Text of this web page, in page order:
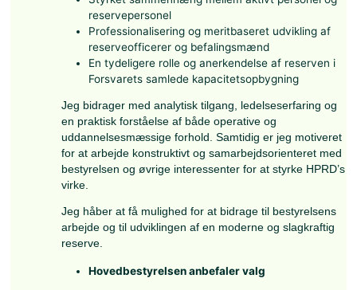
været ansat som politiassistent i flere
Privat bor jeg i Aarhus sammen med min
Katrine Vasegaard, der ligeledes er sprogoff
vores to døtre.
Hovedbestyrelsen anbefaler genvalg
Orlogskaptajn-R Tue Lippert
Jeg ønsker hermed at stille mit kandidatur til en
af reserven og dens rammer for uddannelse,
organisering og anvendelse.
Jeg har en baggrund som tidligere linjeofficer
dag tjeneste som orlogskaptajn af reserven.